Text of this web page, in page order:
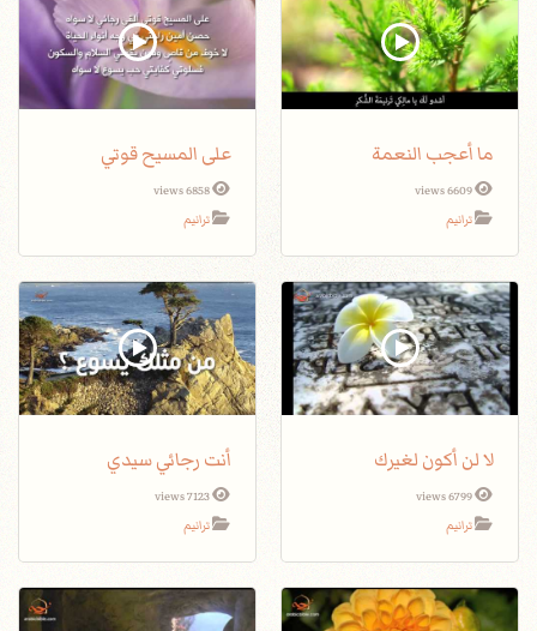
ما أعجب النعمة
6609 views
ترانيم
على المسيح قوتي
6858 views
ترانيم
لا لن أكون لغيرك
6799 views
ترانيم
أنت رجائي سيدي
7123 views
ترانيم